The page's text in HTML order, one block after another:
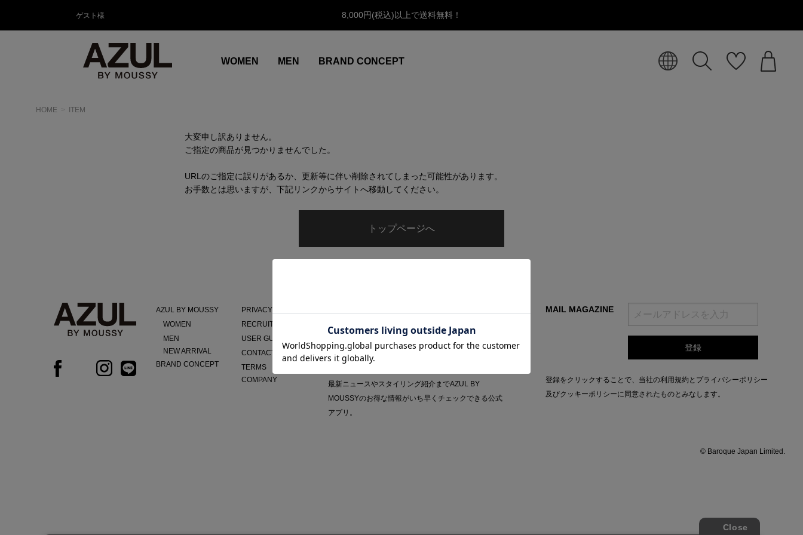
ゲスト様 8,000円(税込)以上で送料無料！
WOMEN MEN BRAND CONCEPT
HOME ITEM
大変申し訳ありません。
ご指定の商品が見つかりませんでした。
URLのご指定に誤りがあるか、更新等に伴い削除されてしまった可能性があります。
お手数とは思いますが、下記リンクからサイトへ移動してください。
トップページへ
AZUL BY MOUSSY
WOMEN
MEN
NEW ARRIVAL
BRAND CONCEPT
PRIVACY POLICY
RECRUIT
USER GUIDE
CONTACT
TERMS
COMPANY
最新ニュースやスタイリング紹介までAZUL BY
MOUSSYのお得な情報がいち早くチェックできる公式
アプリ。
MAIL MAGAZINE
登録をクリックすることで、当社の利用規約 と プライバシーポリシー
及びクッキーポリシーに同意されたものとみなします。
© Baroque Japan Limited.